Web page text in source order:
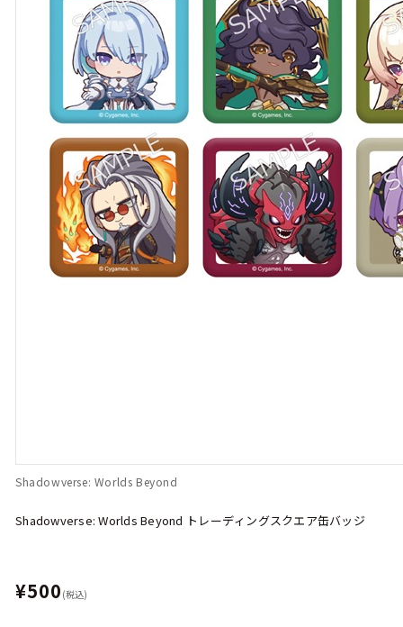
Shadowverse: Worlds Beyond
Shadowverse: Worlds Beyond トレーディングスクエア缶バッジ
¥500 (税込)